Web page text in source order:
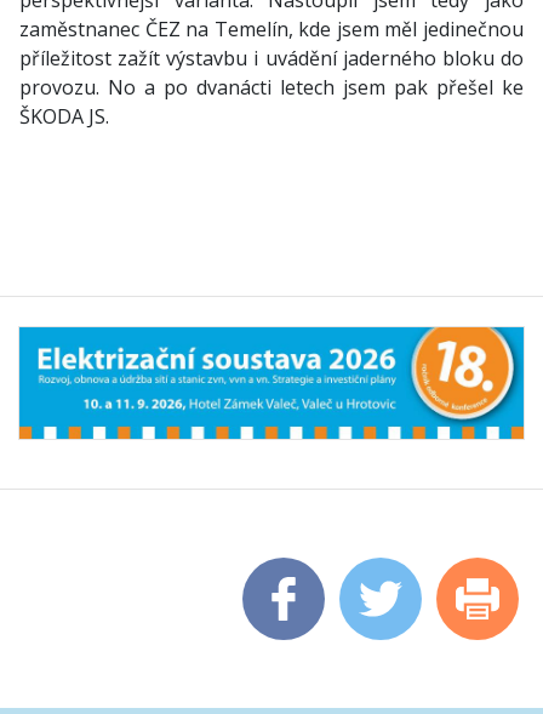
zaměstnanec ČEZ na Temelín, kde jsem měl jedinečnou
příležitost zažít výstavbu i uvádění jaderného bloku do
provozu. No a po dvanácti letech jsem pak přešel ke
ŠKODA JS.